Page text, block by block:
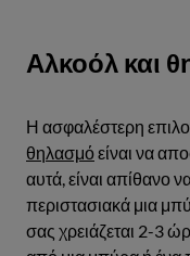
Αλκοόλ και
Η ασφαλέστερη
θηλασμόείναι να
αυτά, είναι απίθανο
περιστασιακά μια
σας χρειάζεται 2-3